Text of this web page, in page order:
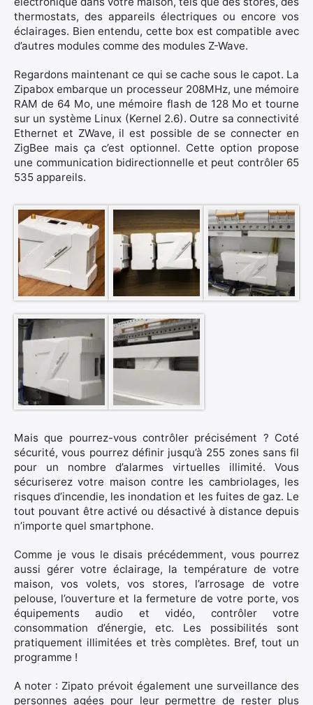
thermostats, des appareils électriques ou encore vos
éclairages. Bien entendu, cette box est compatible avec
d’autres modules comme des modules Z-Wave.
Regardons maintenant ce qui se cache sous le capot. La
Zipabox embarque un processeur 208MHz, une mémoire
RAM de 64 Mo, une mémoire flash de 128 Mo et tourne
sur un système Linux (Kernel 2.6). Outre sa connectivité
Ethernet et ZWave, il est possible de se connecter en
ZigBee mais ça c’est optionnel. Cette option propose
une communication bidirectionnelle et peut contrôler 65
535 appareils.
Mais que pourrez-vous contrôler précisément ? Coté
sécurité, vous pourrez définir jusqu’à 255 zones sans fil
pour un nombre d’alarmes virtuelles illimité. Vous
sécuriserez votre maison contre les cambriolages, les
risques d’incendie, les inondation et les fuites de gaz. Le
tout pouvant être activé ou désactivé à distance depuis
n’importe quel smartphone.
Comme je vous le disais précédemment, vous pourrez
aussi gérer votre éclairage, la température de votre
maison, vos volets, vos stores, l’arrosage de votre
pelouse, l’ouverture et la fermeture de votre porte, vos
équipements audio et vidéo, contrôler votre
consommation d’énergie, etc. Les possibilités sont
pratiquement illimitées et très complètes. Bref, tout un
programme !
A noter : Zipato prévoit également une surveillance des
personnes agées pour leur permettre de rester plus